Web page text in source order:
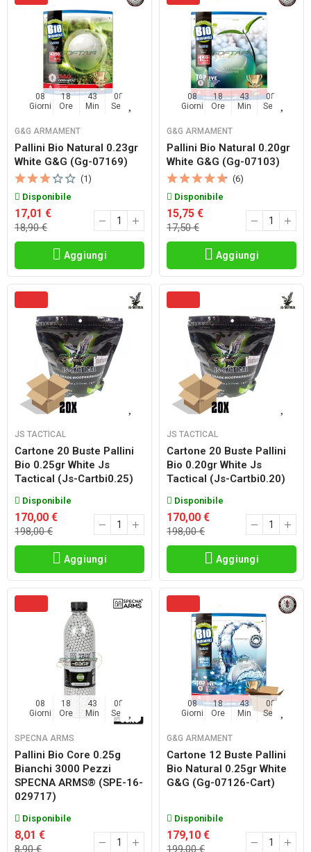
08
Giorni
18
Ore
43
Min
06
Sec
G&G ARMAMENT
Pallini Bio Natural 0.23gr
White G&g (gg-07169)
(1)
Disponibile
17,01 €
18,90 €
Aggiungi
08
Giorni
18
Ore
43
Min
06
Sec
G&G ARMAMENT
Pallini Bio Natural 0.20gr
White G&g (gg-07103)
(6)
Disponibile
15,75 €
17,50 €
Aggiungi
JS TACTICAL
Cartone 20 Buste Pallini
Bio 0.25gr White Js
Tactical (js-Cartbi0.25)
Disponibile
170,00 €
198,00 €
Aggiungi
JS TACTICAL
Cartone 20 Buste Pallini
Bio 0.20gr White Js
Tactical (js-Cartbi0.20)
Disponibile
170,00 €
198,00 €
Aggiungi
08
Giorni
18
Ore
43
Min
06
Sec
SPECNA ARMS
Pallini Bio Core 0.25g
Bianchi 3000 Pezzi
SPECNA ARMS® (SPE-16-
029717)
Disponibile
8,01 €
8,90 €
08
Giorni
18
Ore
43
Min
06
Sec
G&G ARMAMENT
Cartone 12 Buste Pallini
Bio Natural 0.25gr White
G&g (gg-07126-Cart)
Disponibile
179,10 €
199,00 €